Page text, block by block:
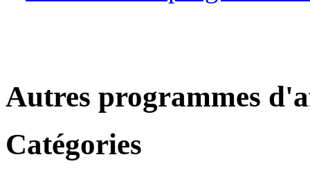
Autres programmes
Catégories